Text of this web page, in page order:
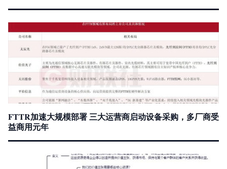
FTTR加速大规模部署 三大运营商启动设备采购，多厂商受
益商用元年